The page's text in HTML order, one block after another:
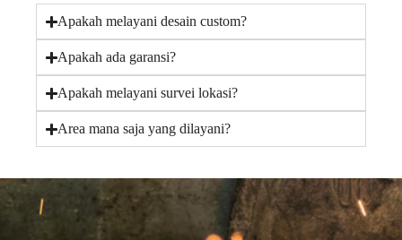
Apakah melayani desain custom?
Apakah ada garansi?
Apakah melayani survei lokasi?
Area mana saja yang dilayani?